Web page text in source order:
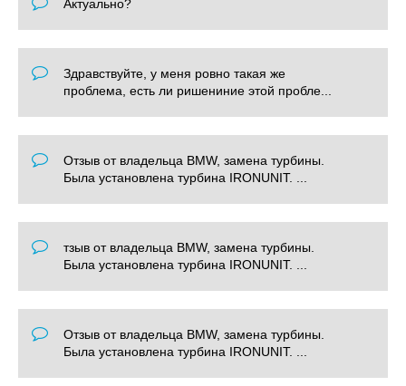
Актуально?
Здравствуйте, у меня ровно такая же
проблема, есть ли ришениние этой пробле...
Отзыв от владельца BMW, замена турбины.
Была установлена турбина IRONUNIT. ...
тзыв от владельца BMW, замена турбины.
Была установлена турбина IRONUNIT. ...
Отзыв от владельца BMW, замена турбины.
Была установлена турбина IRONUNIT. ...